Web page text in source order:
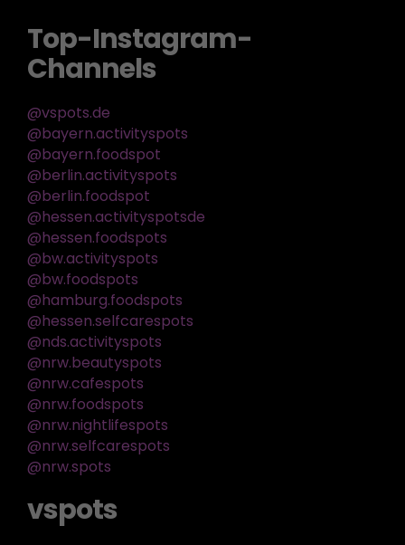
Top-Instagram-
Channels
@vspots.de
@bayern.activityspots
@bayern.foodspot
@berlin.activityspots
@berlin.foodspot
@hessen.activityspotsde
@hessen.foodspots
@bw.activityspots
@bw.foodspots
@hamburg.foodspots
@hessen.selfcarespots
@nds.activityspots
@nrw.beautyspots
@nrw.cafespots
@nrw.foodspots
@nrw.nightlifespots
@nrw.selfcarespots
@nrw.spots
vspots